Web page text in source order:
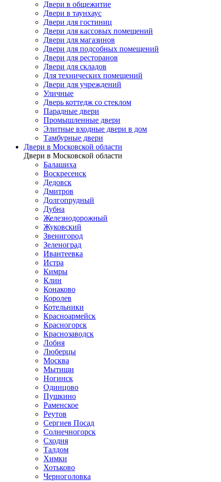
Двери в общежитие
Двери в таунхаус
Двери для гостиниц
Двери для кассовых помещений
Двери для магазинов
Двери для подсобных помещений
Двери для ресторанов
Двери для складов
Для технических помещений
Двери для учреждений
Уличные
Дверь коттедж со стеклом
Парадные двери
Промышленные двери
Элитные входные двери в дом
Тамбурные двери
Двери в Московской области
Двери в Московской области
Балашиха
Воскресенск
Дедовск
Дмитров
Долгопрудный
Дубна
Железнодорожный
Жуковский
Звенигород
Зеленоград
Ивантеевка
Истра
Кимры
Клин
Конаково
Королев
Котельники
Красноармейск
Красногорск
Краснозаводск
Лобня
Люберцы
Москва
Мытищи
Ногинск
Одинцово
Пушкино
Раменское
Реутов
Сергиев Посад
Солнечногорск
Сходня
Талдом
Химки
Хотьково
Черноголовка